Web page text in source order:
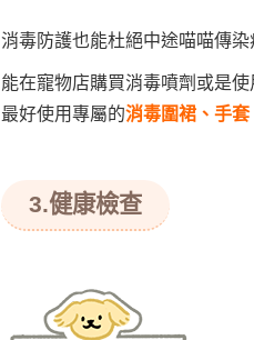
消毒防護也能杜絕中途喵喵傳染
能在寵物店購買消毒噴劑或是
最好使用專屬的消毒圍裙、手套
3.健康檢查